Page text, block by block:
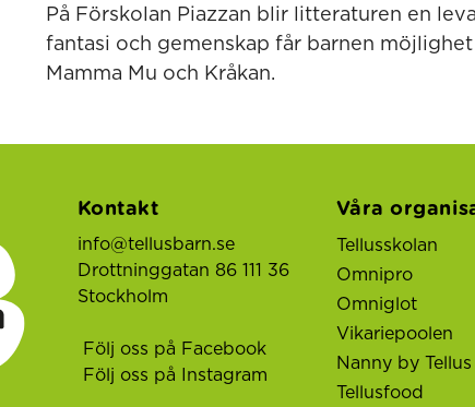
På Förskolan Piazzan blir litteraturen en
fantasi och gemenskap får barnen
Mamma Mu och Kråkan.
Kontakt
info@tellusbarn.se
Drottninggatan 86 111 36
Stockholm
Följ oss på Facebook
Följ oss på Instagram
Våra
Tellusskolan
Omnipro
Omniglot
Vikariepoolen
Nanny by Tellus
Tellusfood